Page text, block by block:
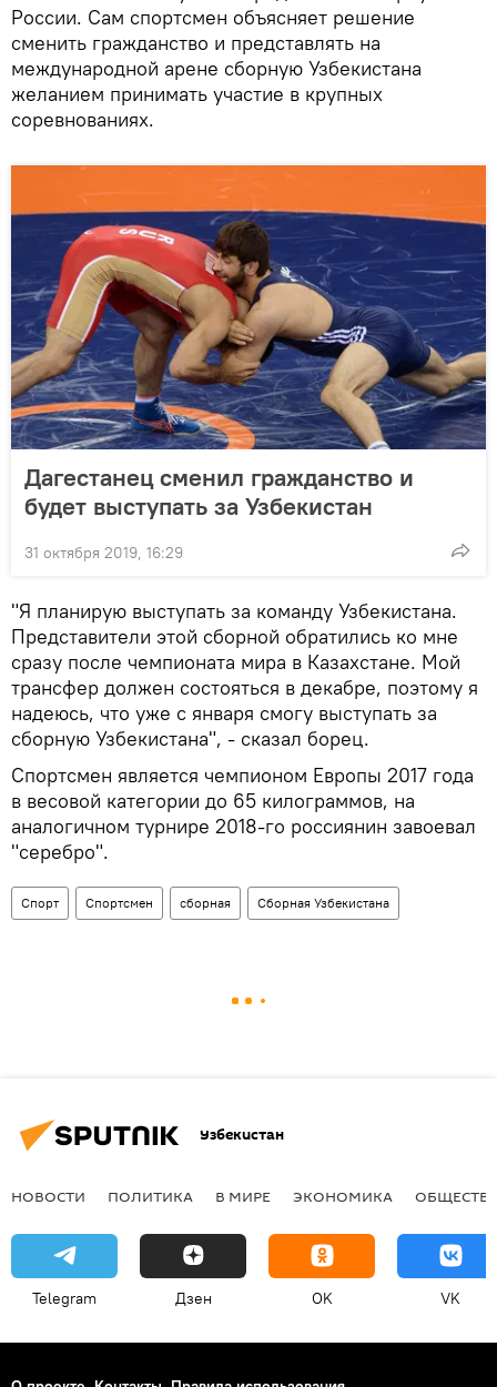
России. Сам спортсмен объясняет решение
сменить гражданство и представлять на
международной арене сборную Узбекистана
желанием принимать участие в крупных
соревнованиях.
Дагестанец сменил гражданство и
будет выступать за Узбекистан
31 октября 2019, 16:29
"Я планирую выступать за команду Узбекистана.
Представители этой сборной обратились ко мне
сразу после чемпионата мира в Казахстане. Мой
трансфер должен состояться в декабре, поэтому я
надеюсь, что уже с января смогу выступать за
сборную Узбекистана", - сказал борец.
Спортсмен является чемпионом Европы 2017 года
в весовой категории до 65 килограммов, на
аналогичном турнире 2018-го россиянин завоевал
"серебро".
Спорт Спортсмен сборная Сборная Узбекистана
Узбекистан
НОВОСТИ ПОЛИТИКА В МИРЕ ЭКОНОМИКА
Telegram Дзен OK VK